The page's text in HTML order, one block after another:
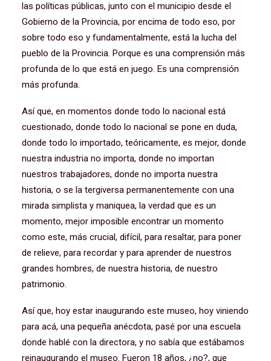
las políticas públicas, junto con el municipio desde el
Gobierno de la Provincia, por encima de todo eso, por
sobre todo eso y fundamentalmente, está la lucha del
pueblo de la Provincia. Porque es una comprensión más
profunda de lo que está en juego. Es una comprensión
más profunda.
Así que, en momentos donde todo lo nacional está
cuestionado, donde todo lo nacional se pone en duda,
donde todo lo importado, teóricamente, es mejor, donde
nuestra industria no importa, donde no importan
nuestros trabajadores, donde no importa nuestra
historia, o se la tergiversa permanentemente con una
mirada simplista y maniquea, la verdad que es un
momento, mejor imposible encontrar un momento
como este, más crucial, difícil, para resaltar, para poner
de relieve, para recordar y para aprender de nuestros
grandes hombres, de nuestra historia, de nuestro
patrimonio.
Así que, hoy estar inaugurando este museo, hoy viniendo
para acá, una pequeña anécdota, pasé por una escuela
donde hablé con la directora, y no sabía que estábamos
reinaugurando el museo. Fueron 18 años, ¿no?, que